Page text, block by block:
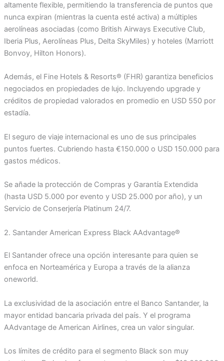
altamente flexible, permitiendo la transferencia de puntos que
nunca expiran (mientras la cuenta esté activa) a múltiples
aerolíneas asociadas (como British Airways Executive Club,
Iberia Plus, Aerolíneas Plus, Delta SkyMiles) y hoteles (Marriott
Bonvoy, Hilton Honors).
Además, el Fine Hotels & Resorts® (FHR) garantiza beneficios
negociados en propiedades de lujo. Incluyendo upgrade y
créditos de propiedad valorados en promedio en USD 550 por
estadía.
El seguro de viaje internacional es uno de sus principales
puntos fuertes. Cubriendo hasta €150.000 o USD 150.000 para
gastos médicos.
Se añade la protección de Compras y Garantía Extendida
(hasta USD 5.000 por evento y USD 25.000 por año), y un
Servicio de Conserjería Platinum 24/7.
2. Santander American Express Black AAdvantage®
El Santander ofrece una opción interesante para quien se
enfoca en Norteamérica y Europa a través de la alianza
oneworld.
La exclusividad de la asociación entre el Banco Santander, la
mayor entidad bancaria privada del país. Y el programa
AAdvantage de American Airlines, crea un valor singular.
Los límites de crédito para el segmento Black son muy